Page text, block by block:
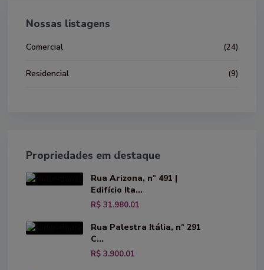
Nossas listagens
Comercial (24)
Residencial (9)
Propriedades em destaque
Rua Arizona, nº 491 |
Edifício Ita...
R$ 31.980.01
Rua Palestra Itália, nº 291
C...
R$ 3.900.01